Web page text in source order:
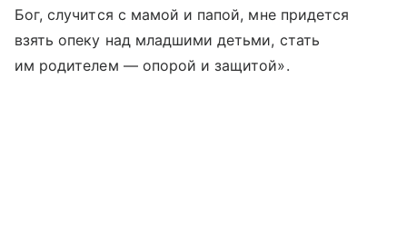
Бог, случится с мамой и папой, мне придется
взять опеку над младшими детьми, стать
им родителем — опорой и защитой».